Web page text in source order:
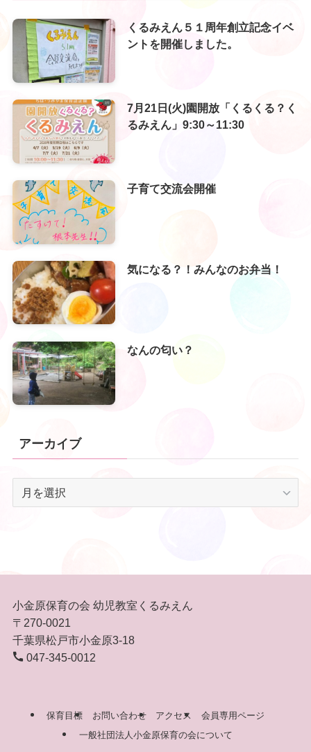
くるみえん５１周年創立記念イベ
ントを開催しました。
7月21日(火)園開放「くるくる？く
るみえん」9:30～11:30
子育て交流会開催
気になる？！みんなのお弁当！
なんの匂い？
アーカイブ
小金原保育の会 幼児教室くるみえん
〒270-0021
千葉県松戸市小金原3-18
047-345-0012
保育目標 お問い合わせ アクセス
会員専用ページ
一般社団法人小金原保育の会について